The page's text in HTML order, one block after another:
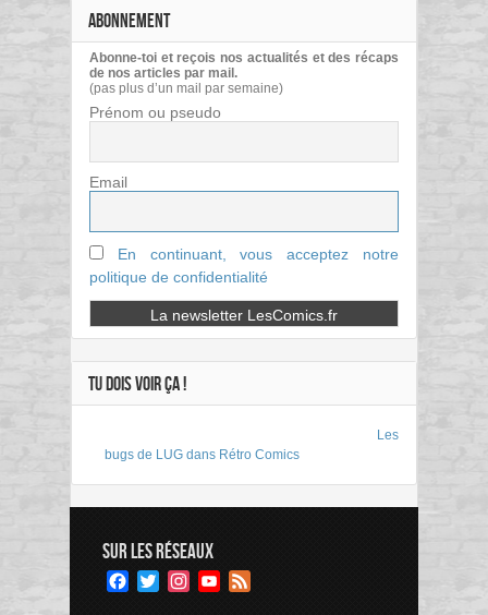
ABONNEMENT
Abonne-toi et reçois nos actualités et des récaps
de nos articles par mail.
(pas plus d’un mail par semaine)
Prénom ou pseudo
Email
En continuant, vous acceptez notre
politique de confidentialité
TU DOIS VOIR ÇA !
Les
bugs de LUG dans Rétro Comics
SUR LES RÉSEAUX
Facebook
TwitterInstagramYouTube